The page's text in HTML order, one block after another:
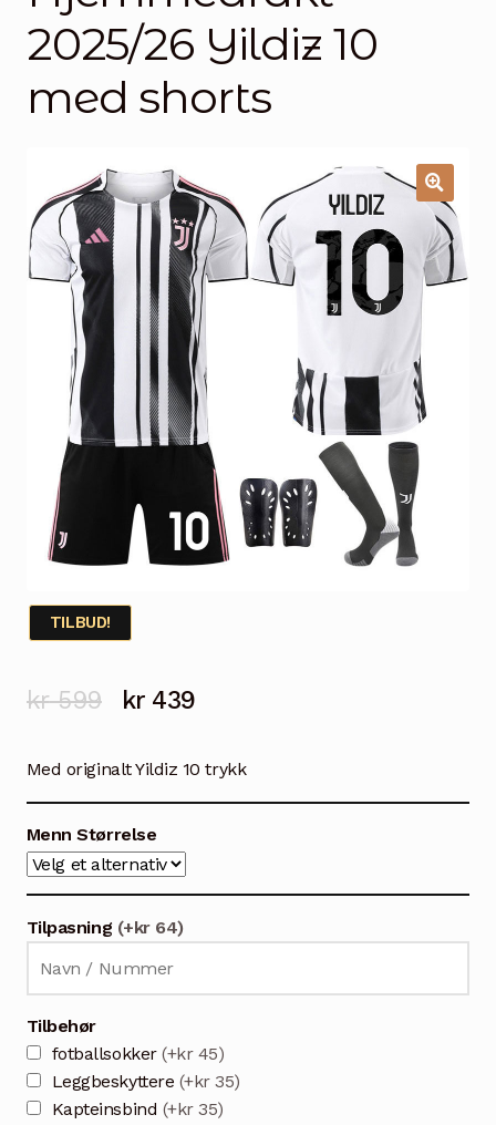
Handlekurv
Kontakt oss
2025/26 Yildiz 10
med shorts
🔍
TILBUD!
kr599
Opprinnelig
var:
kr439Nåværende
er:
Med originalt Yildiz 10 trykk
Menn Størrelse
Tilpasning (+kr 64)
Tilbehør
fotballsokker(+kr 45)
Leggbeskyttere (+kr 35)
Kapteinsbind (+kr 35)